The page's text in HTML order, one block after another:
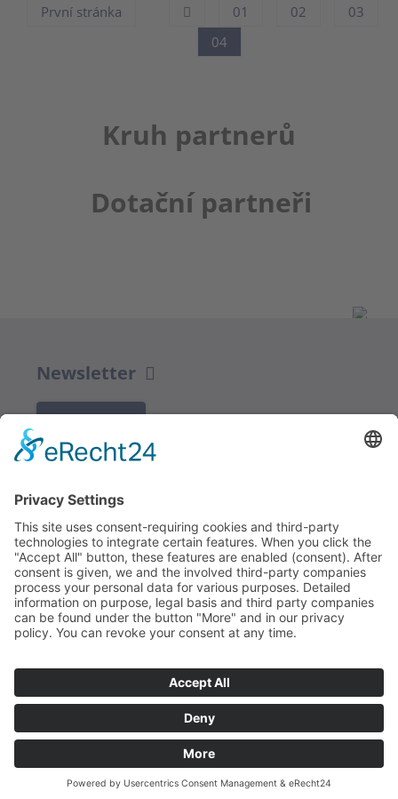
První stránka 01 02
03
04
Kruh partnerů
Dotační partneři
Newsletter
Redakce bbkult.net
Centrum Bavaria Bohemia (CeBB)
Dr. Veronika Hofinger
Freyung 1, 92539 Schönsee
Tel.:+49 (0)9674 / 92 48 78
veronika.hofinger@cebb.de
bbkult.net
Ochrana osobních údajů